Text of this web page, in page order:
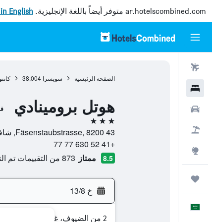
ar.hotelscombined.com متوفر أيضاً باللغة الإنجليزية. English
الصفحة الرئيسية سويسرا 38,004
هوتل برومينادي
3 نجوم
43 Fäsenstaubstrasse, 8200, شافهاوزن, كانتون شافهاوزن, سويسرا
+41 52 630 77 77
8.5 ممتاز 873 من التقييمات تم التحقق منها
خ 13/8
2 من الضيوف، غرفة واحدة